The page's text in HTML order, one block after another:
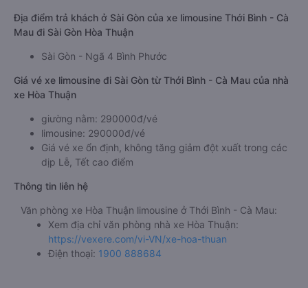
Địa điểm trả khách ở Sài Gòn của xe limousine Thới Bình - Cà
Mau đi Sài Gòn Hòa Thuận
Sài Gòn - Ngã 4 Bình Phước
Giá vé xe limousine đi Sài Gòn từ Thới Bình - Cà Mau của nhà
xe Hòa Thuận
giường nằm: 290000đ/vé
limousine: 290000đ/vé
Giá vé xe ổn định, không tăng giảm đột xuất trong các
dịp Lễ, Tết cao điểm
Thông tin liên hệ
Văn phòng xe Hòa Thuận limousine ở Thới Bình - Cà Mau:
Xem địa chỉ văn phòng nhà xe Hòa Thuận:
https://vexere.com/vi-VN/xe-hoa-thuan
Điện thoại: 1900 888684